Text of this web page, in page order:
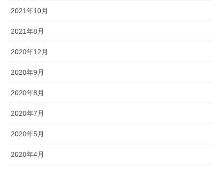
2021年10月
2021年8月
2020年12月
2020年9月
2020年8月
2020年7月
2020年5月
2020年4月